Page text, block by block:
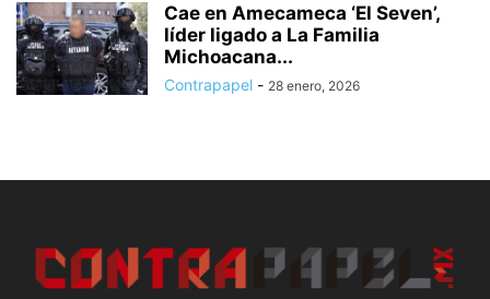
Cae en Amecameca ‘El Seven’,
líder ligado a La Familia
Michoacana...
Contrapapel - 28 enero, 2026